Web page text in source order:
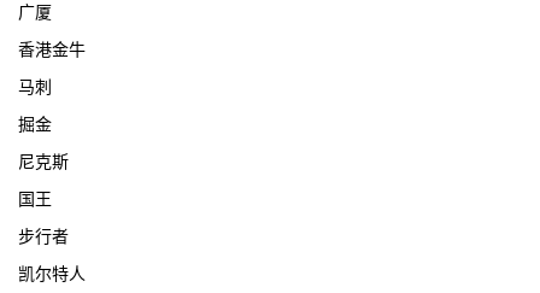
广厦
香港金牛
马刺
掘金
尼克斯
国王
步行者
凯尔特人